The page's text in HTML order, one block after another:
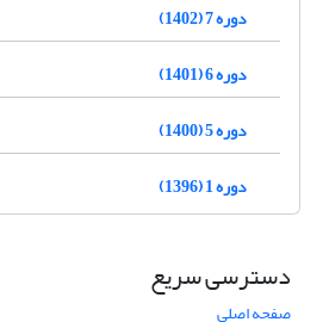
دوره 7 (1402)
دوره 6 (1401)
دوره 5 (1400)
دوره 1 (1396)
دسترسی سریع
صفحه اصلی